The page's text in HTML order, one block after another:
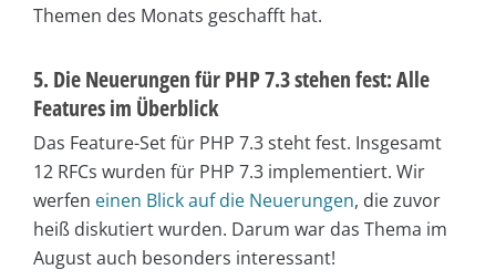
Themen des Monats geschafft hat.
5. Die Neuerungen für PHP 7.3 stehen fest: Alle
Features im Überblick
Das Feature-Set für PHP 7.3 steht fest. Insgesamt
12 RFCs wurden für PHP 7.3 implementiert. Wir
werfen einen Blick auf die Neuerungen, die zuvor
heiß diskutiert wurden. Darum war das Thema im
August auch besonders interessant!